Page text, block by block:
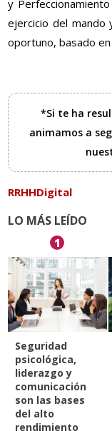
y
ejercicio del mando
oportuno, basado en
*Si te ha
animamos a
RRHHDigital
LO MÁS LEÍDO
1
Seguridad
psicológica,
liderazgo y
comunicación
son las bases
del alto
rendimiento